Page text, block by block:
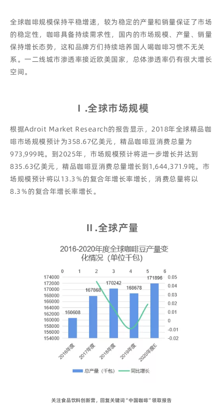
全球咖啡规模保持平稳增速，较为稳定的产量和销量保证了市场
的稳定性，咖啡具备持续需求性，国内的市场规模、产量、销量
保持增长态势，这和品牌方们持续培养国人喝咖啡习惯不无关
系。一二线城市渗透率接近欧美国家，总体渗透率仍有很大增长
空间。
Ⅰ.全球市场规模
根据Adroit Market Research的报告显示，2018年全球精品咖
啡市场规模预计为358.67亿美元，精品咖啡豆消费总量为
973,999吨。到2025年，市场规模预计将进一步增长并达到
835.63亿美元，精品咖啡豆消费总量增长到1,644,371.9吨。市
场规模预计将以13.3％的复合年增长率增长，消费总量将以
8.3％的复合年增长率增长。
Ⅱ .全球产量
关注食品饮料创新营，回复关键词“中国咖啡”领取报告